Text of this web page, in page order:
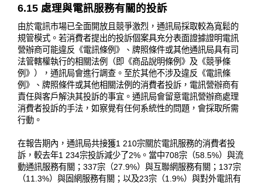
6.15 處理與電訊服務有關的投訴
由於電訊市場已全面開放且競爭激烈，通訊局採取較為寬鬆的
規管模式。若消費者提出的投訴個案具充分表面證據證明電訊
營辦商可能違反《電訊條例》、牌照條件或其他通訊局具有司
法管轄權執行的相關法例（即《商品說明條例》及《競爭條
例》），通訊局會進行調查。至於其他不涉及違反《電訊條
例》、牌照條件或其他相關法例的消費者投訴，電訊營辦商有
責任與客戶解決其投訴的事宜。通訊局會留意電訊營辦商處理
消費者投訴的手法，如察覺有任何系統性的問題，會採取所需
行動。
在報告期內，通訊局共接獲1 210宗關於電訊服務的消費者投
訴，較去年1 234宗投訴減少了2%。當中708宗（58.5%）與流
動通訊服務有關；337宗（27.9%）與互聯網服務有關；137宗
（11.3%）與固網服務有關；以及23宗（1.9%）與對外電訊有